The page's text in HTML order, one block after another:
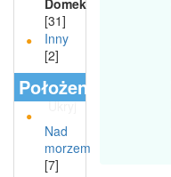
Domek
[31]
Inny
[2]
Położenie
Ukryj
Nad
morzem
[7]